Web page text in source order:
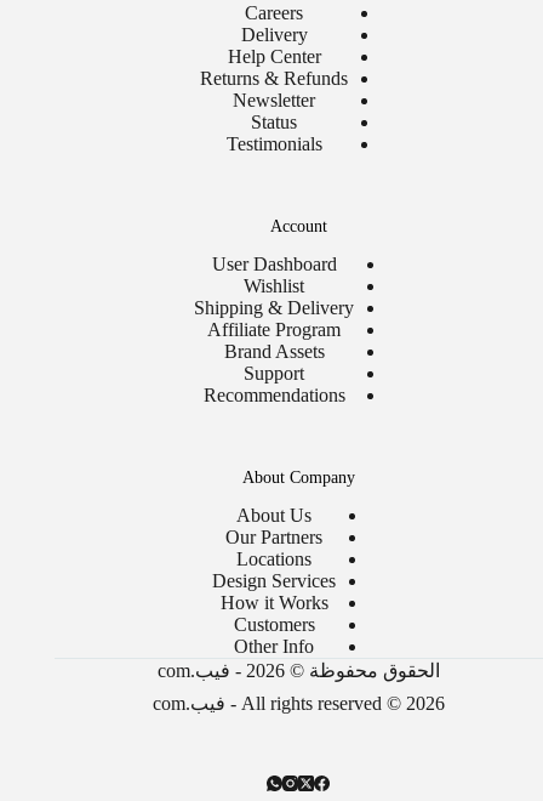
Careers
Delivery
Help Center
Returns & Refunds
Newsletter
Status
Testimonials
Account
User Dashboard
Wishlist
Shipping & Delivery
Affiliate Program
Brand Assets
Support
Recommendations
About Company
About Us
Our Partners
Locations
Design Services
How it Works
Customers
Other Info
الحقوق محفوظة © 2026 - فيب.com
All rights reserved © 2026 - فيب.com